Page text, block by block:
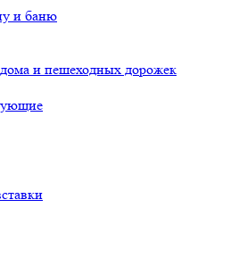
и баню
и пешеходных дорожек